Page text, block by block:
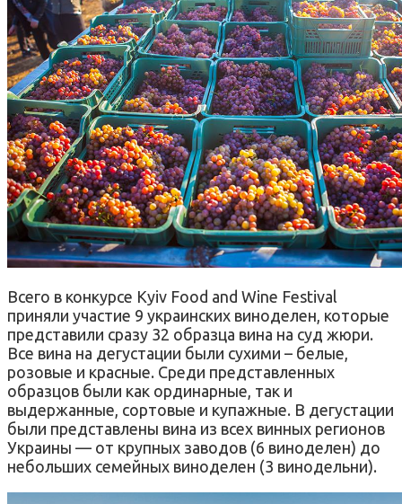
Всего в конкурсе Kyiv Food and Wine Festival
приняли участие 9 украинских виноделен, которые
представили сразу 32 образца вина на суд жюри.
Все вина на дегустации были сухими – белые,
розовые и красные. Среди представленных
образцов были как ординарные, так и
выдержанные, сортовые и купажные. В дегустации
были представлены вина из всех винных регионов
Украины — от крупных заводов (6 виноделен) до
небольших семейных виноделен (3 винодельни).